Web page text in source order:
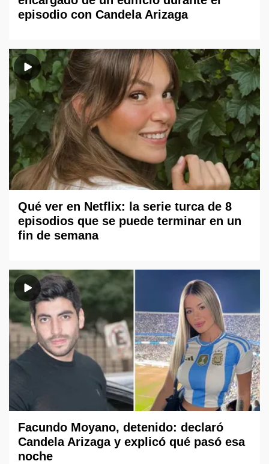
episodio con Candela Arizaga
Qué ver en Netflix: la serie turca de 8
episodios que se puede terminar en un
fin de semana
Facundo Moyano, detenido: declaró
Candela Arizaga y explicó qué pasó esa
noche